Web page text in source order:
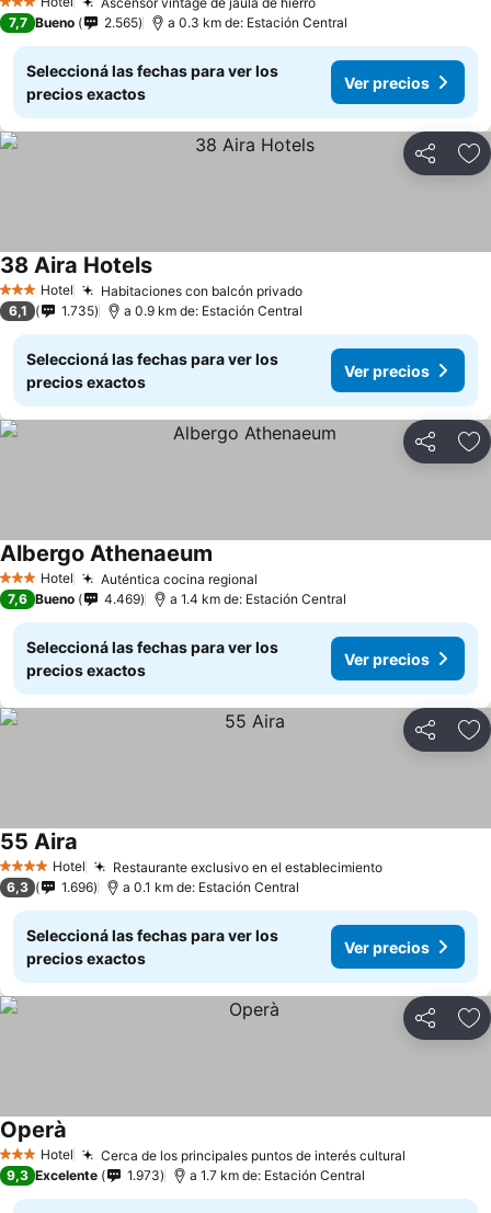
3 Estrellas
7,7 Bueno 2.565 a 0.3 km de: Estación Central
Seleccioná las fechas para ver los
precios exactos
Ver precios
Compartir
3 Estrellas
Hotel Habitaciones con balcón privado
38 Aira Hotels
6,1 1.735 a 0.9 km de: Estación Central
Seleccioná las fechas para ver los
precios exactos
Ver precios
Compartir
3 Estrellas
Hotel Auténtica cocina regional
Albergo Athenaeum
7,6 Bueno 4.469 a 1.4 km de: Estación Central
Seleccioná las fechas para ver los
precios exactos
Ver precios
Compartir
4 EstrellasHotel Restaurante exclusivo en el establecimiento
55 Aira
6,3 1.696 a 0.1 km de: Estación Central
Seleccioná las fechas para ver los
precios exactos
Ver precios
Compartir
3 Estrellas
Hotel Cerca de los principales puntos de interés cultural
Operà
9,3 Excelente 1.973 a 1.7 km de: Estación Central